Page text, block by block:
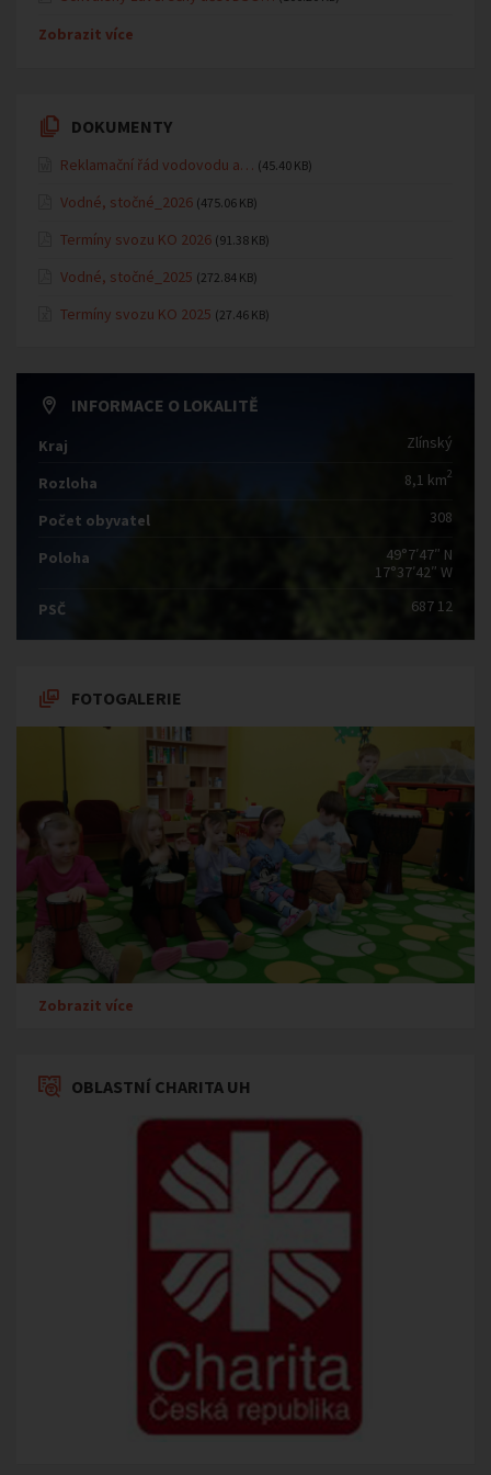
Zobrazit více
DOKUMENTY
Reklamační řád vodovodu a… (45.40 KB)
Vodné, stočné_2026 (475.06 KB)
Termíny svozu KO 2026 (91.38 KB)
Vodné, stočné_2025 (272.84 KB)
Termíny svozu KO 2025 (27.46 KB)
INFORMACE O LOKALITĚ
Kraj Zlínský
Rozloha 8,1 km2
Počet obyvatel 308
Poloha
49°7′47″ N
17°37′42″ W
PSČ
687 12
FOTOGALERIE
Zobrazit více
OBLASTNÍ CHARITA UH